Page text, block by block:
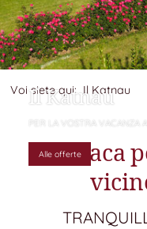
Il Katnau
PER LA VOSTRA VACANZA
Alle offerte
Voi siete qui: Il Katnau
Idilliaca